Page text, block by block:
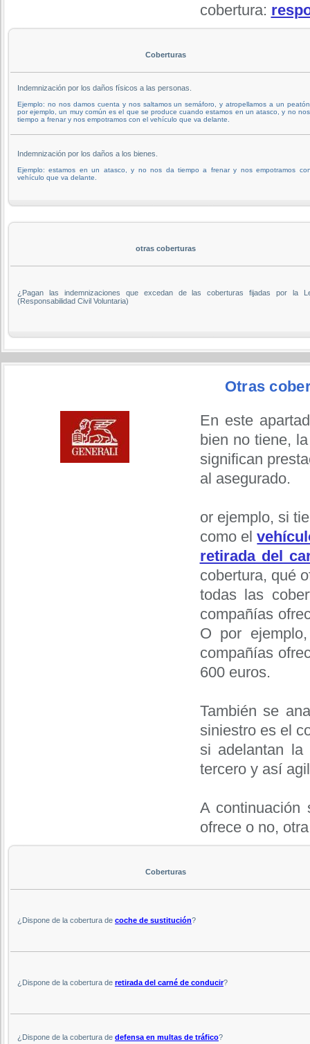
cobertura:
Coberturas
Indemnización por los daños físicos a las personas.
Ejemplo: no nos damos cuenta y nos saltamos un semáforo, y atropellamos a un
por ejemplo, un muy común es el que se produce cuando estamos en un atasco, y no
tiempo a frenar y nos empotramos con el vehículo que va delante.
Indemnización por los daños a los bienes.
Ejemplo: estamos en un atasco, y no nos da tiempo a frenar y nos empotramos
vehículo que va delante.
otras coberturas
¿Pagan las indemnizaciones que excedan de las coberturas fijadas por la
(Responsabilidad Civil Voluntaria)
Otras
En este
bien no tiene,
significan
al asegurado.
or ejemplo, si
como el
retirada del
cobertura, qué
todas las
compañías
O por
compañías
600 euros.
También se
siniestro es el
si adelantan
tercero y así
A
ofrece o no,
Coberturas
¿Dispone de la cobertura de coche de sustitución?
¿Dispone de la cobertura de retirada del carné de conducir?
¿Dispone de la cobertura de defensa en multas de tráfico?